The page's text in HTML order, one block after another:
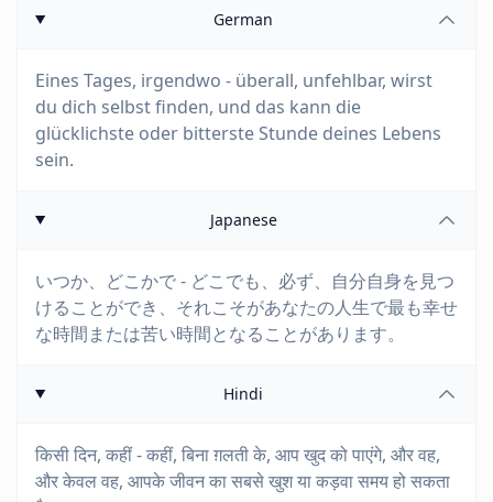
German
Eines Tages, irgendwo - überall, unfehlbar, wirst
du dich selbst finden, und das kann die
glücklichste oder bitterste Stunde deines Lebens
sein.
Japanese
いつか、どこかで - どこでも、必ず、自分自身を見つ
けることができ、それこそがあなたの人生で最も幸せ
な時間または苦い時間となることがあります。
Hindi
किसी दिन, कहीं - कहीं, बिना ग़लती के, आप खुद को पाएंगे, और वह,
और केवल वह, आपके जीवन का सबसे खुश या कड़वा समय हो सकता